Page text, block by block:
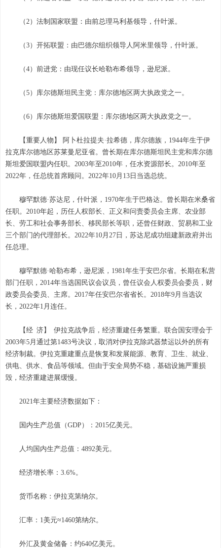
（2）法制国家联盟：由前总理马利基领导，什叶派。
（3）开拓联盟：由巴德尔组织领导人阿米里领导，什叶派。
（4）前进党：由现任议长哈勒布希领导，逊尼派。
（5）库尔德斯坦民主党：库尔德地区两大执政党之一。
（6）库尔德斯坦爱国联盟：库尔德地区两大执政党之一。
【重要人物】 阿卜杜拉提夫·拉希德，库尔德族，1944年生于伊
拉克库尔德地区苏莱曼尼亚省。曾长期在库尔德斯坦民主党和库尔德
斯坦爱国联盟内任职。2003年至2010年，任水资源部长。2010年至
2022年，任总统首席顾问。2022年10月13日当选总统。
穆罕默德·苏达尼，什叶派，1970年生于巴格达。曾长期在米桑省
任职。2010年起，历任人权部长、正义和问责委员会主席、农业部
长、劳工和社会事务部长、移民部长等职，还曾任财政、贸易和工业
三个部门的代理部长。2022年10月27日，苏达尼成功组建新政府并出
任总理。
穆罕默德·哈勒布希，逊尼派，1981年生于安巴尔省。长期在私营
部门任职，2014年当选国民议会议员，曾任议会人权委员会委员，财
政委员会委员、主席。2017年任安巴尔省省长。2018年9月当选议
长，2022年1月连任。
【经 济】 伊拉克战争后，经济重建任务繁重。联合国安理会于
2003年5月通过第1483号决议，取消对伊拉克除武器禁运以外的所有
经济制裁。伊拉克重建重点是恢复和发展能源、教育、卫生、就业、
供电、供水、食品等领域。但由于安全局势不稳，基础设施严重损
毁，经济重建进展缓慢。
2021年主要经济数据如下：
国内生产总值（GDP）：2015亿美元。
人均国内生产总值：4892美元。
经济增长率：3.6%。
货币名称：伊拉克第纳尔。
汇率：1美元≈1460第纳尔。
外汇及黄金储备：约640亿美元。